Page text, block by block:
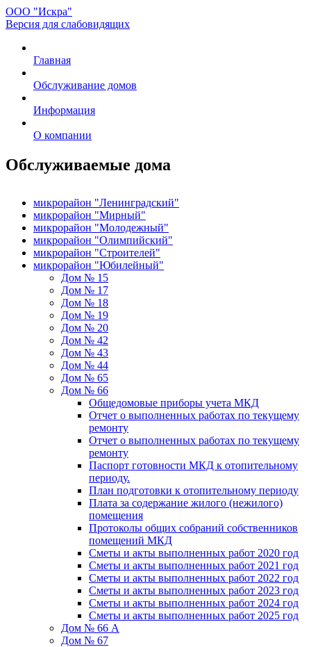
ООО "Искра"
Версия для слабовидящих
Главная
Обслуживание домов
Информация
О компании
Обслуживаемые дома
микрорайон "Ленинградский"
микрорайон "Мирный"
микрорайон "Молодежный"
микрорайон "Олимпийский"
микрорайон "Строителей"
микрорайон "Юбилейный"
Дом № 15
Дом № 17
Дом № 18
Дом № 19
Дом № 20
Дом № 42
Дом № 43
Дом № 44
Дом № 65
Дом № 66
Общедомовые приборы учета МКД
Отчет о выполненных работах по текущему
ремонту
Отчет о выполненных работах по текущему
ремонту
Паспорт готовности МКД к отопительному
периоду.
План подготовки к отопительному периоду
Плата за содержание жилого (нежилого)
помещения
Протоколы общих собраний собственников
помещений МКД
Сметы и акты выполненных работ 2020 год
Сметы и акты выполненных работ 2021 год
Сметы и акты выполненных работ 2022 год
Сметы и акты выполненных работ 2023 год
Сметы и акты выполненных работ 2024 год
Сметы и акты выполненных работ 2025 год
Дом № 66 А
Дом № 67